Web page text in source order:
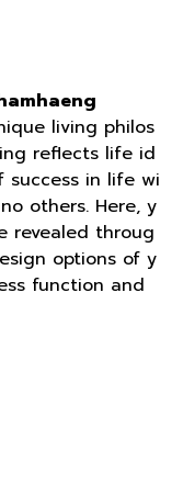
living philos
reflects life id
success in life wi
others. Here, y
revealed throug
options of y
function and